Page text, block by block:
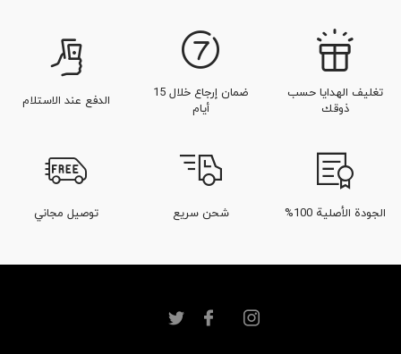
تغليف الهدايا حسب
ذوقك
ضمان إرجاع خلال 15
أيام
الدفع عند الاستلام
الجودة الأصلية 100% شحن سريع توصيل مجاني